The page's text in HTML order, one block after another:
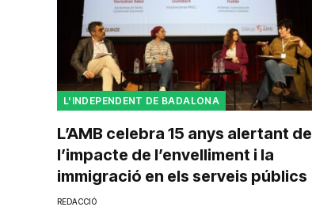
L'INDEPENDENT DE BADALONA
L’AMB celebra 15 anys alertant de
l’impacte de l’envelliment i la
immigració en els serveis públics
REDACCIÓ